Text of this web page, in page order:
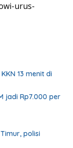
urus-
13 menit di
jadi Rp7.000 per
polisi